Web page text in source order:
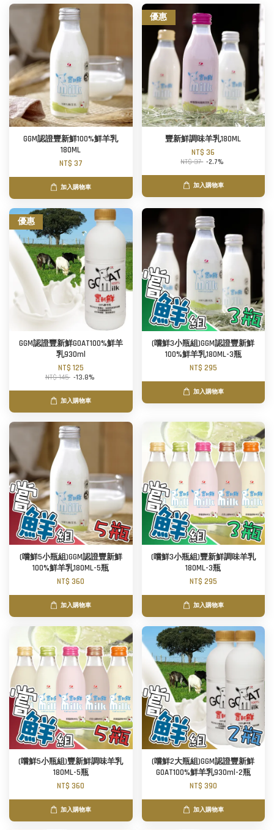
GGM認證豐新鮮100%鮮羊乳
180ML
NT$ 37
加入購物車
優惠
豐新鮮調味羊乳180ML
NT$ 36
NT$ 37 -2.7%
加入購物車
優惠
GGM認證豐新鮮GOAT100%鮮羊
乳930ml
NT$ 125
NT$ 145 -13.8%
加入購物車
(嚐鮮3小瓶組)GGM認證豐新鮮
100%鮮羊乳180ML-3瓶
NT$ 295
加入購物車
(嚐鮮5小瓶組)GGM認證豐新鮮
100%鮮羊乳180ML-5瓶
NT$ 360
加入購物車
(嚐鮮3小瓶組)豐新鮮調味羊乳
180ML-3瓶
NT$ 295
加入購物車
(嚐鮮5小瓶組)豐新鮮調味羊乳
180ML-5瓶
NT$ 360
加入購物車
(嚐鮮2大瓶組)GGM認證豐新鮮
GOAT100%鮮羊乳930ml-2瓶
NT$ 390
加入購物車